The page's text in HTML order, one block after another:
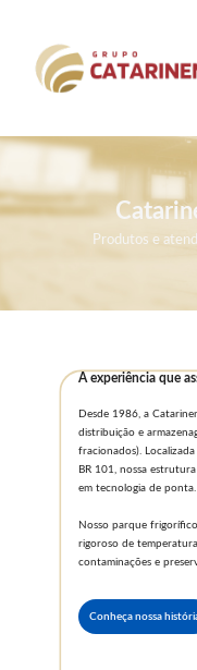
Produtos e
A experiência que
Desde 1986, a
distribuição e
fracionados).
BR 101, nossa
em tecnologia de ponta.
Nosso parque
rigoroso de
contaminações e
Conheça nossa